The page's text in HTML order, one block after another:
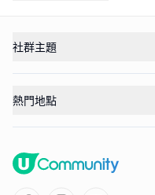
社群主題
熱門地點